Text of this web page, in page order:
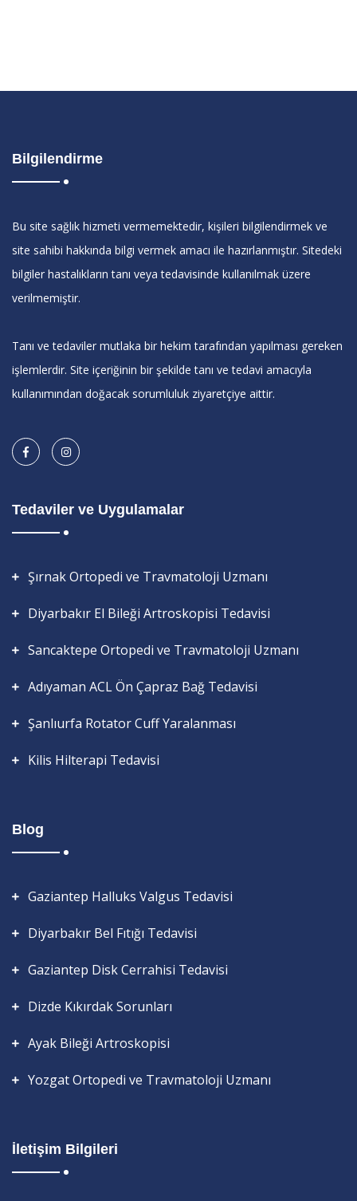
Bilgilendirme
Bu site sağlık hizmeti vermemektedir, kişileri bilgilendirmek ve
site sahibi hakkında bilgi vermek amacı ile hazırlanmıştır. Sitedeki
bilgiler hastalıkların tanı veya tedavisinde kullanılmak üzere
verilmemiştir.
Tanı ve tedaviler mutlaka bir hekim tarafından yapılması gereken
işlemlerdir. Site içeriğinin bir şekilde tanı ve tedavi amacıyla
kullanımından doğacak sorumluluk ziyaretçiye aittir.
Tedaviler ve Uygulamalar
Şırnak Ortopedi ve Travmatoloji Uzmanı
Diyarbakır El Bileği Artroskopisi Tedavisi
Sancaktepe Ortopedi ve Travmatoloji Uzmanı
Adıyaman ACL Ön Çapraz Bağ Tedavisi
Şanlıurfa Rotator Cuff Yaralanması
Kilis Hilterapi Tedavisi
Blog
Gaziantep Halluks Valgus Tedavisi
Diyarbakır Bel Fıtığı Tedavisi
Gaziantep Disk Cerrahisi Tedavisi
Dizde Kıkırdak Sorunları
Ayak Bileği Artroskopisi
Yozgat Ortopedi ve Travmatoloji Uzmanı
İletişim Bilgileri